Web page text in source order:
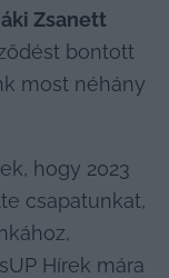
Zsanett
bontott
most néhány
hogy 2023
csapatunkat,
Hírek mára